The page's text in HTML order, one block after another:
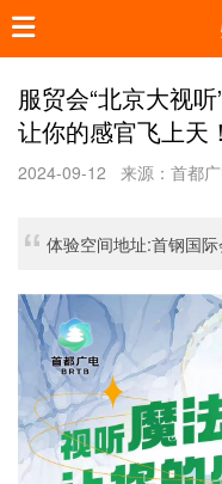
服贸会“北京大视
让你的感官飞上天！
2024-09-12 来源：首都
体验空间地址:首钢国际